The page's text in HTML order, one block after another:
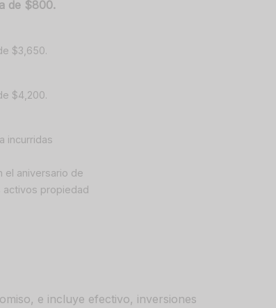
de $800.
$3,650.
$4,200.
incurridas
el aniversario de
propiedad
e incluye efectivo, inversiones